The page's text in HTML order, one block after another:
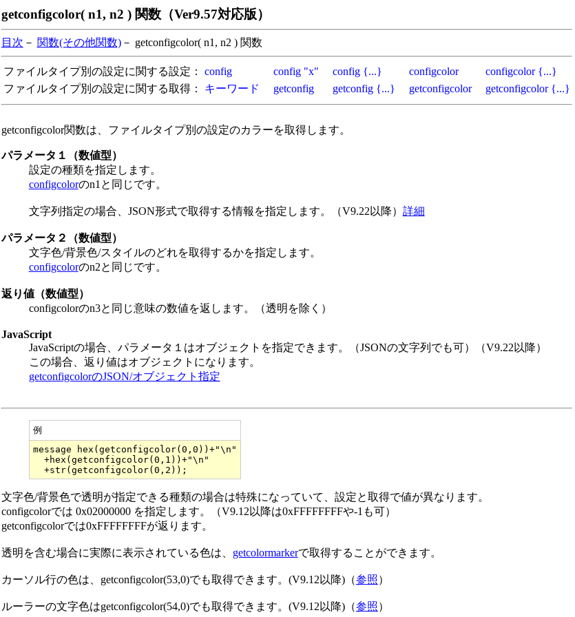
getconfigcolor( n1, n2 ) 関数（Ver9.57対応版）
目次 － 関数(その他関数)－ getconfigcolor( n1, n2 ) 関数
ファイルタイプ別の設定に関する設定： config config "x" config {...} configcolor
configcolor {...}
ファイルタイプ別の設定に関する取得：
キーワード getconfig getconfig {...} getconfigcolor getconfigcolor {...}
getconfigcolor関数は、ファイルタイプ別の設定のカラーを取得します。
パラメータ１（数値型）
設定の種類を指定します。
configcolorのn1と同じです。
文字列指定の場合、JSON形式で取得する情報を指定します。（V9.22以降） 詳細
パラメータ２（数値型）
文字色/背景色/スタイルのどれを取得するかを指定します。
configcolorのn2と同じです。
返り値（数値型）
configcolorのn3と同じ意味の数値を返します。（透明を除く）
JavaScript
JavaScriptの場合、パラメータ１はオブジェクトを指定できます。（JSONの文字列でも可）（V9.22以降）
この場合、返り値はオブジェクトになります。
getconfigcolorのJSON/オブジェクト指定
例
message hex(getconfigcolor(0,0))+"\n"
  +hex(getconfigcolor(0,1))+"\n"
文字色/背景色で透明が指定できる種類の場合は特殊になっていて、設定と取得で値が異なります。
configcolorでは 0x02000000 を指定します。（V9.12以降は0xFFFFFFFFや-1も可）
getconfigcolorでは0xFFFFFFFFが返ります。
透明を含む場合に実際に表示されている色は、 getcolormarkerで取得することができます。
カーソル行の色は、getconfigcolor(53,0)でも取得できます。(V9.12以降)（参照）
ルーラーの文字色はgetconfigcolor(54,0)でも取得できます。(V9.12以降)（参照）